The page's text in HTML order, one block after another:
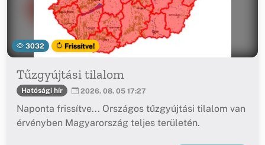
3032 Frissítve!
Tűzgyújtási tilalom
Hatósági hír 2026. 08. 05 17:27
Naponta frissítve... Országos tűzgyújtási tilalom van
érvényben Magyarország teljes területén.